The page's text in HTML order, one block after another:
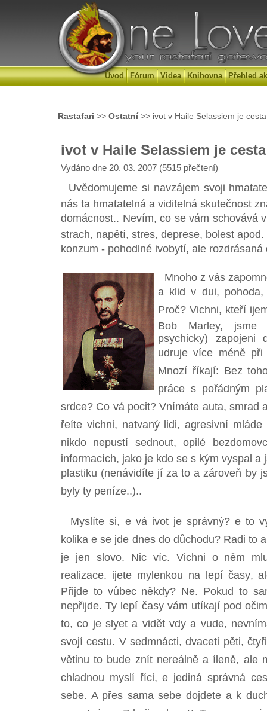
Úvod Fórum Videa Knihovna Přehled
Rastafari >> Ostatní>> ivot v Haile Selassiem je
ivot v Haile Selassiem je
Vydáno dne 20. 03. 2007 (5515 přečtení)
Uvědomujeme si navzájem svoji
nás ta hmatatelná a viditelná skutečnost
domácnost.. Nevím, co se vám schovává v
strach, napětí, stres, deprese, bolest
konzum - pohodlné ivobytí, ale rozdrásaná
Mnoho z vás
a klid v dui,
Proč? Vichni, kteří
Bob Marley, jsme
psychicky)
udruje více méně při
Mnozí říkají: Bez
práce s pořádným
srdce? Co vá pocit? Vnímáte auta, smrad
řeíte vichni, natvaný lidi, agresivní
nikdo nepustí sednout, opilé
informacích, jako je kdo se s kým vyspal a
plastiku (nenávidíte jí za to a zároveň by
byly ty peníze..)..
Myslíte si, e vá ivot je správný? e to
kolika e se jde dnes do důchodu? Radi to
je jen slovo. Nic víc. Vichni o něm
realizace. ijete mylenkou na lepí
Přijde to vůbec někdy? Ne. Pokud to
nepřijde. Ty lepí časy vám utíkají pod
to, co je slyet a vidět vdy a vude,
svojí cestu. V sedmnácti, dvaceti pěti,
větinu to bude znít nereálně a íleně,
chladnou myslí říci, e jediná správná
sebe. A přes sama sebe dojdete a k